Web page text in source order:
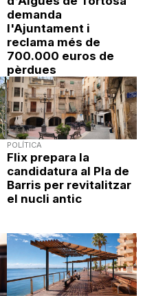
demanda
l'Ajuntament i
reclama més de
700.000 euros de
pèrdues
POLÍTICA
Flix prepara la
candidatura al Pla de
Barris per revitalitzar
el nucli antic